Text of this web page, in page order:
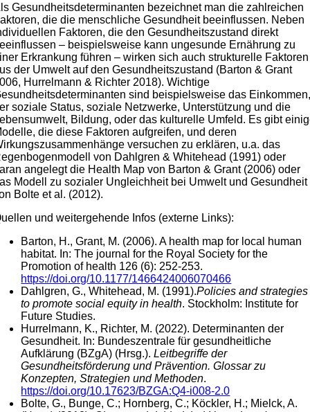
Gesundheitsdeterminanten bezeichnet man die zahlreichen
die die menschliche Gesundheit beeinflussen. Neben
Faktoren, die den Gesundheitszustand direkt
– beispielsweise kann ungesunde Ernährung zu
Erkrankung führen – wirken sich auch strukturelle Faktoren
der Umwelt auf den Gesundheitszustand (Barton & Grant
Hurrelmann & Richter 2018). Wichtige
sind beispielsweise das
soziale Status, soziale Netzwerke, Unterstützung und die
Bildung, oder das kulturelle Umfeld. Es gibt
die diese Faktoren aufgreifen, und deren
versuchen zu erklären, u.a. das
von Dahlgren & Whitehead (1991) oder
angelegt die Health Map von Barton & Grant (2006) oder
Modell zu sozialer Ungleichheit bei Umwelt und Gesundheit
Bolte et al. (2012).
und weitergehende Infos (externe Links):
Barton, H., Grant, M. (2006). A health map for local human
habitat. In: The journal for the Royal Society for the
Promotion of health 126 (6): 252-253.
https://doi.org/10.1177/1466424006070466
Dahlgren, G., Whitehead, M. (1991).Policies and strategies
to promote social equity in health. Stockholm: Institute for
Future Studies.
Hurrelmann, K., Richter, M. (2022). Determinanten der
Gesundheit. In: Bundeszentrale für gesundheitliche
Aufklärung (BZgA) (Hrsg.).Leitbegriffe der
Gesundheitsförderung und Prävention. Glossar zu
Konzepten, Strategien und Methoden.
https://doi.org/10.17623/BZGA:Q4-i008-2.0
Bolte, G., Bunge, C.; Hornberg, C.; Köckler, H.; Mielck, A.